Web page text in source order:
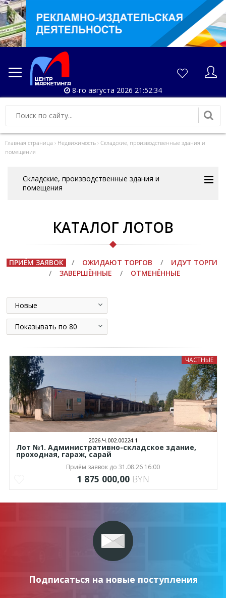
8-го августа 2026 21:52:34
Главная страница › Недвижимость › Складские, производственные здания и
помещения
Складские, производственные здания и
помещения
КАТАЛОГ ЛОТОВ
ПРИЁМ ЗАЯВОК / ОЖИДАЮТ ТОРГОВ /
ИДУТ ТОРГИ
/
ЗАВЕРШЁННЫЕ / ОТМЕНЁННЫЕ
Новые
Показывать по 80
ЧАСТНЫЕ
2026.Ч.002.00224.1
Лот №1. Административно-складское здание,
проходная, гараж, сарай
Приём заявок до 31.08.26 16:00
1 875 000,00 BYN
Подписаться на новые поступления